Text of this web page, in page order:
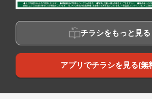
チラシをもっと見る
アプリでチラシを見る(無